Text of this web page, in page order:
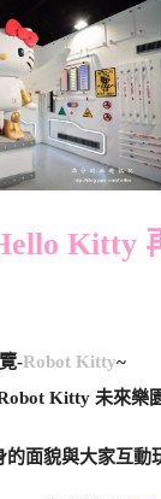
Kitty
-Robot Kitty~
的面貌與大家互動